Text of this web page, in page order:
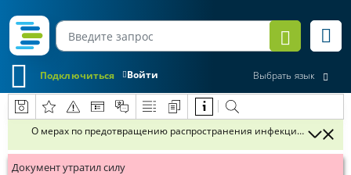
Войти
Подключиться Выбрать язык
О мерах по предотвращению распространения инфекционного
Документ утратил силу